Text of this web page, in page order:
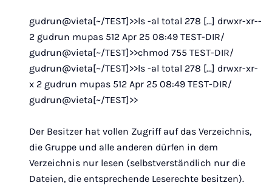
gudrun@vieta[~/TEST]>>ls -al total 278 [...] drwxr-xr--
2 gudrun mupas 512 Apr 25 08:49 TEST-DIR/
gudrun@vieta[~/TEST]>>chmod 755 TEST-DIR/
gudrun@vieta[~/TEST]>>ls -al total 278 [...] drwxr-xr-
x 2 gudrun mupas 512 Apr 25 08:49 TEST-DIR/
gudrun@vieta[~/TEST]>>
Der Besitzer hat vollen Zugriff auf das Verzeichnis,
die Gruppe und alle anderen dürfen in dem
Verzeichnis nur lesen (selbstverständlich nur die
Dateien, die entsprechende Leserechte besitzen).